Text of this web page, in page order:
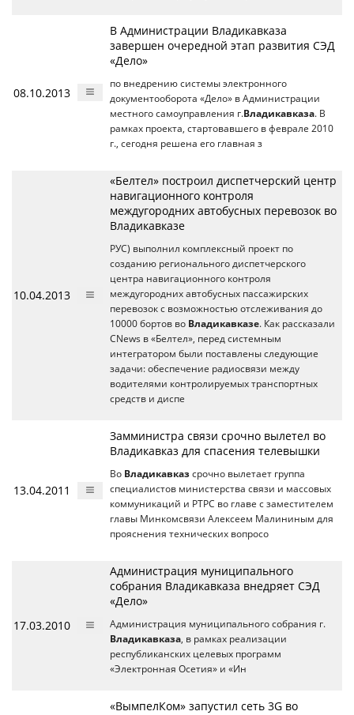
08.10.2013
В Администрации Владикавказа
завершен очередной этап развития СЭД
«Дело»
по внедрению системы электронного
документооборота «Дело» в Администрации
местного самоуправления г.Владикавказа. В
рамках проекта, стартовавшего в феврале 2010
г., сегодня решена его главная з
10.04.2013
«Белтел» построил диспетчерский центр
навигационного контроля
междугородних автобусных перевозок во
Владикавказе
РУС) выполнил комплексный проект по
созданию регионального диспетчерского
центра навигационного контроля
междугородних автобусных пассажирских
перевозок с возможностью отслеживания до
10000 бортов во Владикавказе. Как рассказали
CNews в «Белтел», перед системным
интегратором были поставлены следующие
задачи: обеспечение радиосвязи между
водителями контролируемых транспортных
средств и диспе
13.04.2011
Замминистра связи срочно вылетел во
Владикавказ для спасения телевышки
Во Владикавказ срочно вылетает группа
специалистов министерства связи и массовых
коммуникаций и РТРС во главе с заместителем
главы Минкомсвязи Алексеем Малининым для
прояснения технических вопросо
17.03.2010
Администрация муниципального
собрания Владикавказа внедряет СЭД
«Дело»
Администрация муниципального собрания г.
Владикавказа, в рамках реализации
республиканских целевых программ
«Электронная Осетия» и «Ин
«ВымпелКом» запустил сеть 3G во